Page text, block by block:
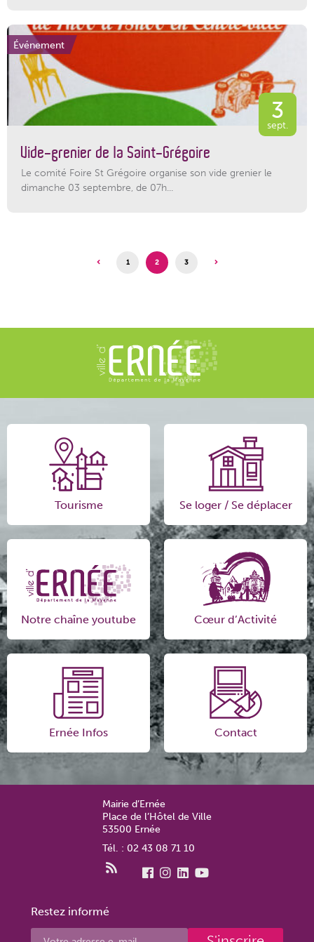
Événement
3
sept.
Vide-grenier de la Saint-Grégoire
Le comité Foire St Grégoire organise son vide grenier le
dimanche 03 septembre, de 07h...
1 2 3
Tourisme Se loger / Se déplacer
Notre chaîne youtube Cœur d’Activité
Ernée Infos Contact
Mairie d’Ernée
Place de l’Hôtel de Ville
53500 Ernée
Tél. : 02 43 08 71 10
Restez informé